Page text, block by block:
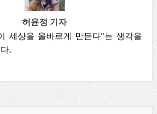
허윤정 기자
세상을 올바르게 만든다"는 생각을
.